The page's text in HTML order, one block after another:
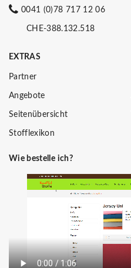
0041 (0)78 717 12 06
CHE-388.132.518
EXTRAS
Partner
Angebote
Seitenübersicht
Stofflexikon
Wie bestelle ich?